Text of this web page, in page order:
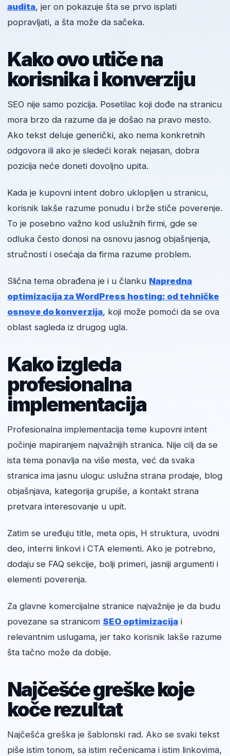
audita, jer on pokazuje šta se prvo isplati
popravljati, a šta može da sačeka.
Kako ovo utiče na
korisnika i konverziju
SEO nije samo pozicija. Posetilac koji dođe na stranicu
mora brzo da razume da je došao na pravo mesto.
Ako tekst deluje generički, ako nema konkretnih
odgovora ili ako je sledeći korak nejasan, dobra
pozicija neće doneti dovoljno upita.
Kada je kupovni intent dobro uklopljen u stranicu,
korisnik lakše razume ponudu i brže stiče poverenje.
To je posebno važno kod uslužnih firmi, gde se
odluka često donosi na osnovu jasnog objašnjenja,
stručnosti i osećaja da firma razume problem.
Slična tema obrađena je i u članku Napredna
optimizacija za WordPress hosting: od tehničke
osnove do konverzija, koji može pomoći da se ova
oblast sagleda iz drugog ugla.
Kako izgleda
profesionalna
implementacija
Profesionalna implementacija teme kupovni intent
počinje mapiranjem najvažnijih stranica. Nije cilj da se
ista tema ponavlja na više mesta, već da svaka
stranica ima jasnu ulogu: uslužna strana prodaje, blog
objašnjava, kategorija grupiše, a kontakt strana
pretvara interesovanje u upit.
Zatim se uređuju title, meta opis, H struktura, uvodni
deo, interni linkovi i CTA elementi. Ako je potrebno,
dodaju se FAQ sekcije, bolji primeri, jasniji argumenti i
elementi poverenja.
Za glavne komercijalne stranice najvažnije je da budu
povezane sa stranicom SEO optimizacija i
relevantnim uslugama, jer tako korisnik lakše razume
šta tačno može da dobije.
Najčešće greške koje
koče rezultat
Najčešća greška je šablonski rad. Ako se svaki tekst
piše istim tonom, sa istim rečenicama i istim linkovima,